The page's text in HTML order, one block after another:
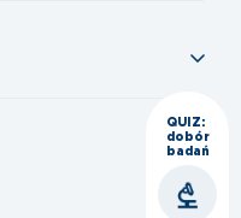
QUIZ:
dobór
badań